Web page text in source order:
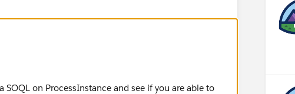
on ProcessInstance and see if you are able to